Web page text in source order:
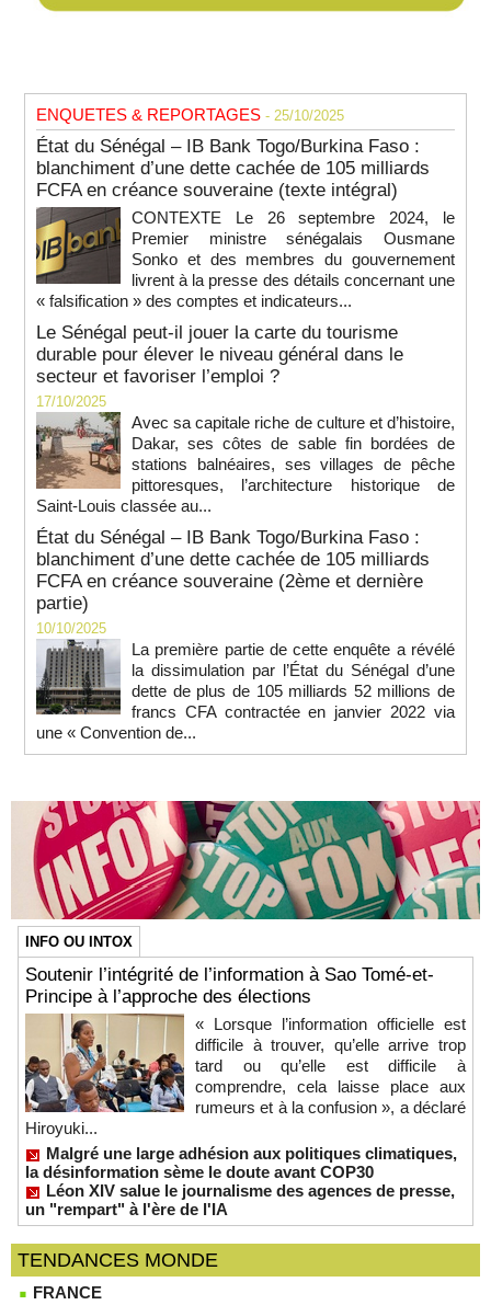
ENQUETES & REPORTAGES - 25/10/2025
État du Sénégal – IB Bank Togo/Burkina Faso :
blanchiment d’une dette cachée de 105 milliards
FCFA en créance souveraine (texte intégral)
CONTEXTE Le 26 septembre 2024, le
Premier ministre sénégalais Ousmane
Sonko et des membres du gouvernement
livrent à la presse des détails concernant une
« falsification » des comptes et indicateurs...
Le Sénégal peut-il jouer la carte du tourisme
durable pour élever le niveau général dans le
secteur et favoriser l’emploi ?
17/10/2025
Avec sa capitale riche de culture et d’histoire,
Dakar, ses côtes de sable fin bordées de
stations balnéaires, ses villages de pêche
pittoresques, l’architecture historique de
Saint-Louis classée au...
État du Sénégal – IB Bank Togo/Burkina Faso :
blanchiment d’une dette cachée de 105 milliards
FCFA en créance souveraine (2ème et dernière
partie)
10/10/2025
La première partie de cette enquête a révélé
la dissimulation par l’État du Sénégal d’une
dette de plus de 105 milliards 52 millions de
francs CFA contractée en janvier 2022 via
une « Convention de...
INFO OU INTOX
Soutenir l’intégrité de l’information à Sao Tomé-et-
Principe à l’approche des élections
« Lorsque l’information officielle est
difficile à trouver, qu’elle arrive trop
tard ou qu’elle est difficile à
comprendre, cela laisse place aux
rumeurs et à la confusion », a déclaré
Hiroyuki...
Malgré une large adhésion aux politiques climatiques,
la désinformation sème le doute avant COP30
Léon XIV salue le journalisme des agences de presse,
un "rempart" à l'ère de l'IA
TENDANCES MONDE
FRANCE